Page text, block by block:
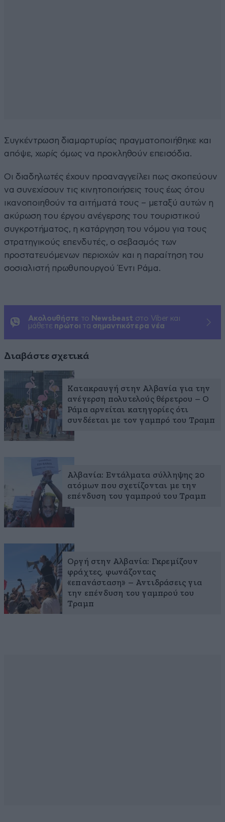
Συγκέντρωση διαμαρτυρίας πραγματοποιήθηκε και
απόψε, χωρίς όμως να προκληθούν επεισόδια.
Οι διαδηλωτές έχουν προαναγγείλει πως σκοπεύουν
να συνεχίσουν τις κινητοποιήσεις τους έως ότου
ικανοποιηθούν τα αιτήματά τους – μεταξύ αυτών η
ακύρωση του έργου ανέγερσης του τουριστικού
συγκροτήματος, η κατάργηση του νόμου για τους
στρατηγικούς επενδυτές, ο σεβασμός των
προστατευόμενων περιοχών και η παραίτηση του
σοσιαλιστή πρωθυπουργού Έντι Ράμα.
Ακολουθήστε το Newsbeast στο Viber και
μάθετε πρώτοι τα σημαντικότερα νέα
Διαβάστε σχετικά
Κατακραυγή στην Αλβανία για την
ανέγερση πολυτελούς θέρετρου – Ο
Ράμα αρνείται κατηγορίες ότι
συνδέεται με τον γαμπρό του Τραμπ
Αλβανία: Εντάλματα σύλληψης 20
ατόμων που σχετίζονται με την
επένδυση του γαμπρού του Τραμπ
Οργή στην Αλβανία: Γκρεμίζουν
φράχτες, φωνάζοντας
«επανάσταση» – Αντιδράσεις για
την επένδυση του γαμπρού του
Τραμπ